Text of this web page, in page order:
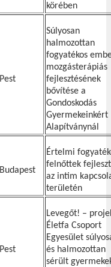
körében
Pest
Súlyosan
halmozottan
fogyatékos
mozgásterápiás
fejlesztésének
bővítése a
Gondoskodás
Gyermekeinkért
Alapítványnál
Budapest
Értelmi
felnőttek
az intim
területén
Pest
Levegőt! –
Életfa Csoport
Egyesület
és halmozottan
sérült